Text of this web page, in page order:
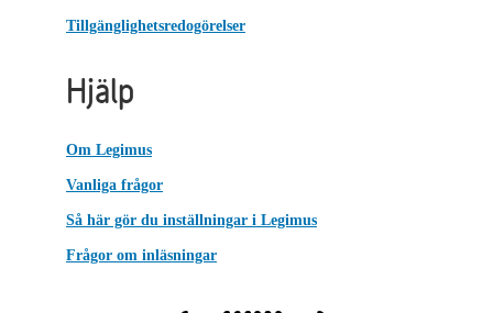
Tillgänglighetsredogörelser
Hjälp
Om Legimus
Vanliga frågor
Så här gör du inställningar i Legimus
Frågor om inläsningar